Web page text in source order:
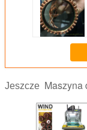
Jeszcze Maszyna